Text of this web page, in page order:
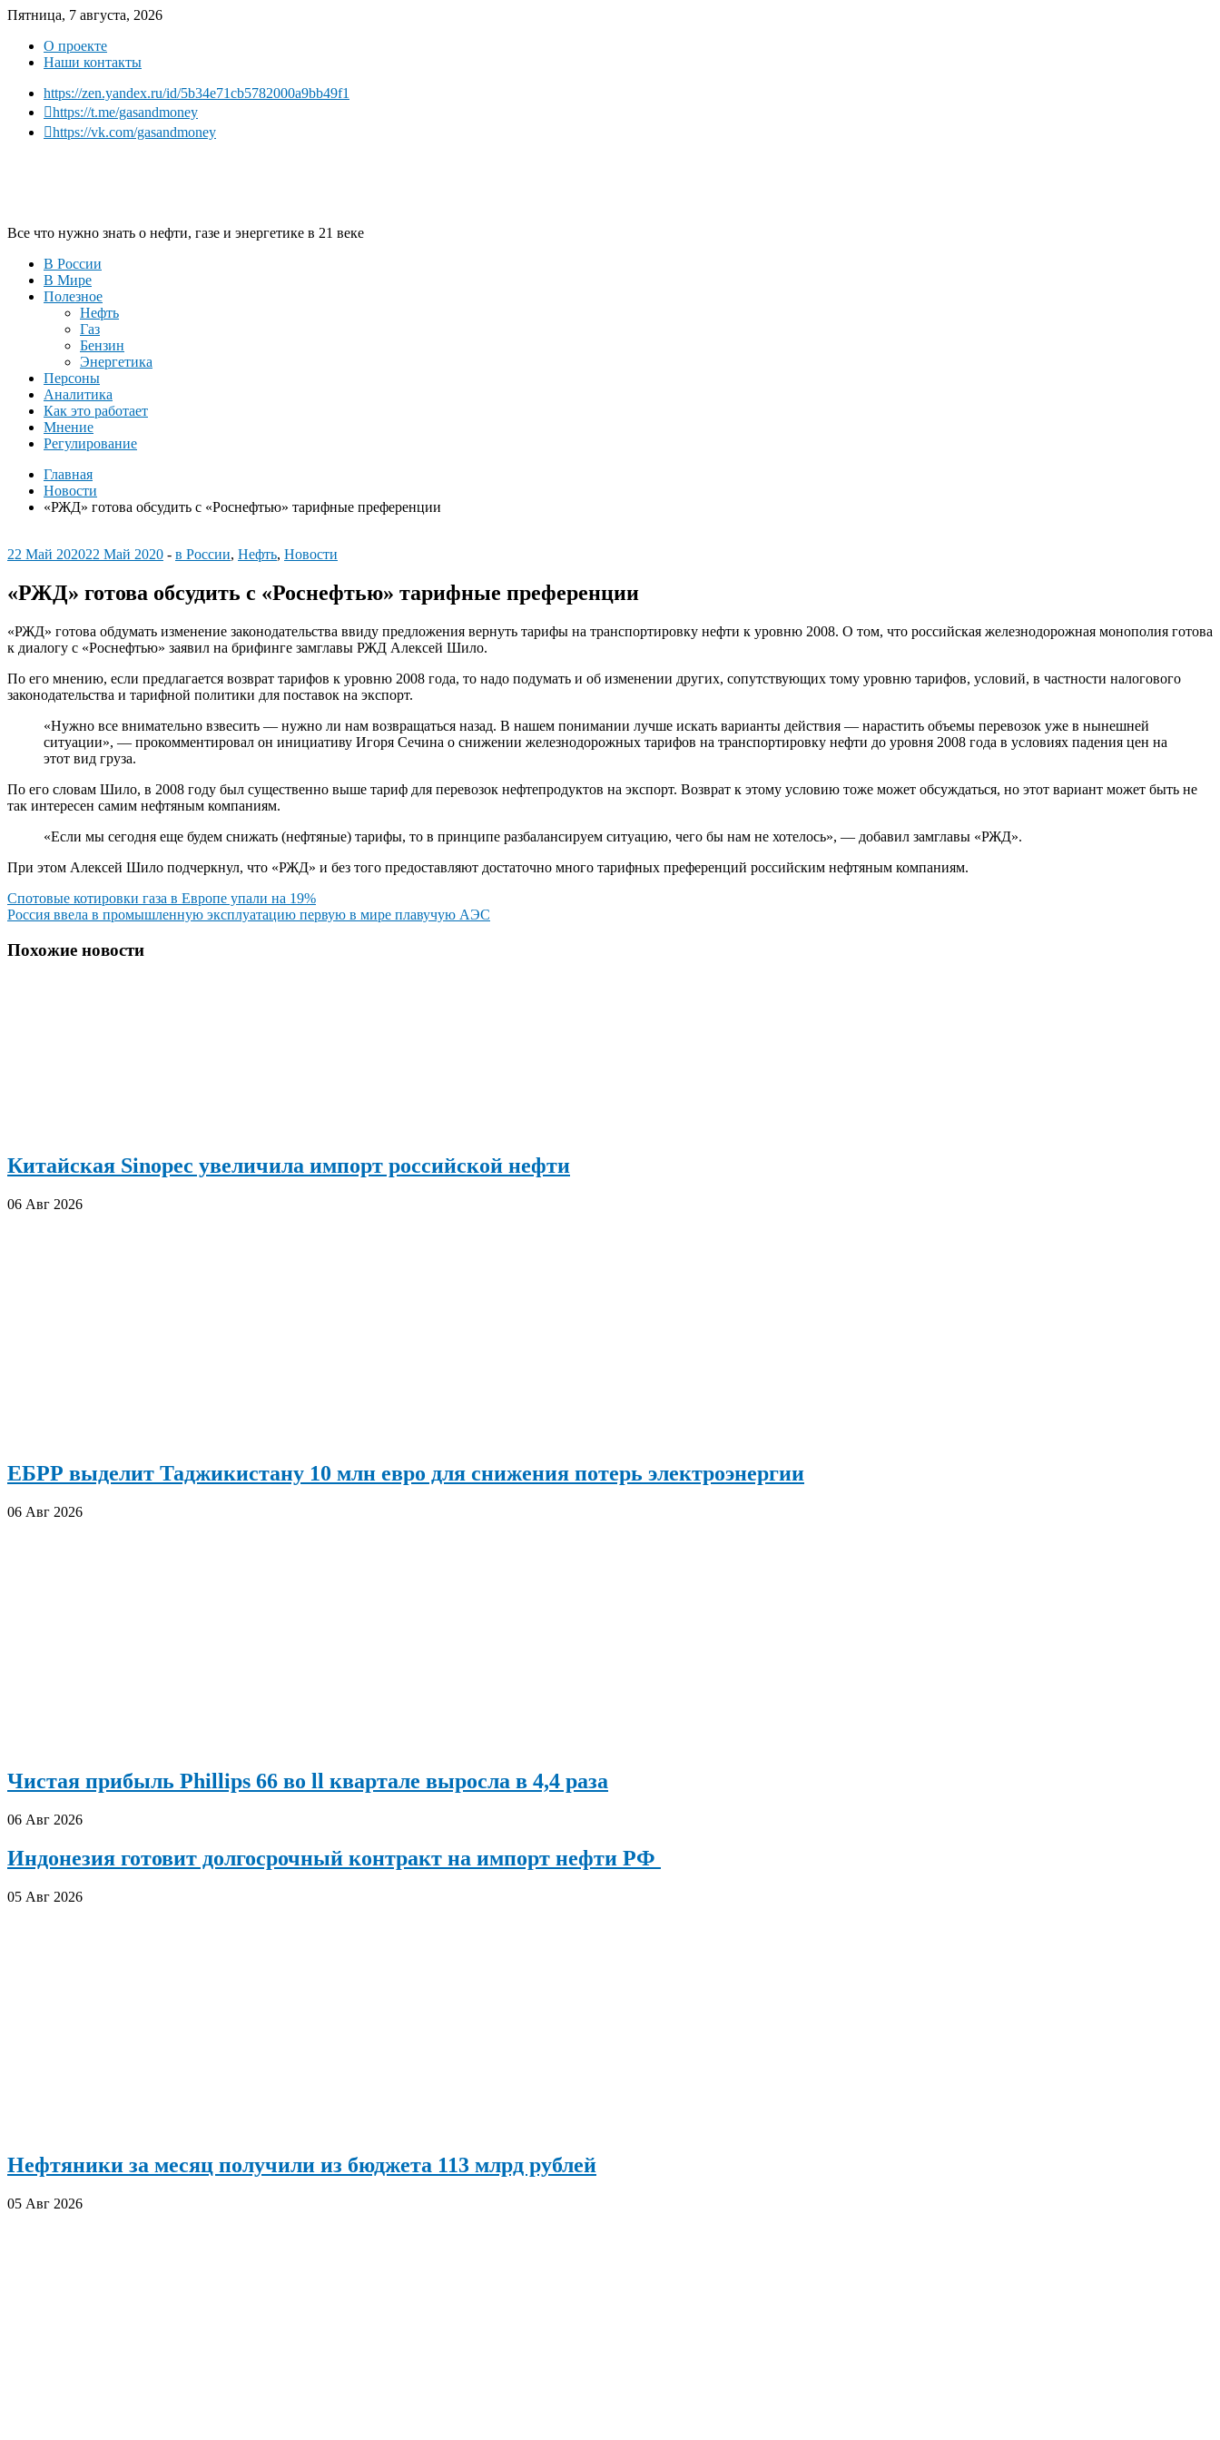
Пятница, 7 августа, 2026
О проекте
Наши контакты
https://zen.yandex.ru/id/5b34e71cb5782000a9bb49f1
https://t.me/gasandmoney
https://vk.com/gasandmoney
Все что нужно знать о нефти, газе и энергетике в 21 веке
В России
В Мире
Полезное
Нефть
Газ
Бензин
Энергетика
Персоны
Аналитика
Как это работает
Мнение
Регулирование
Главная
Новости
«РЖД» готова обсудить с «Роснефтью» тарифные преференции
22 Май 202022 Май 2020 - в России, Нефть, Новости
«РЖД» готова обсудить с «Роснефтью» тарифные преференции
«РЖД» готова обдумать изменение законодательства ввиду предложения вернуть тарифы на транспортировку нефти к уровню 2008. О том, что российская железнодорожная монополия готова
к диалогу с «Роснефтью» заявил на брифинге замглавы РЖД Алексей Шило.
По его мнению, если предлагается возврат тарифов к уровню 2008 года, то надо подумать и об изменении других, сопутствующих тому уровню тарифов, условий, в частности налогового
законодательства и тарифной политики для поставок на экспорт.
«Нужно все внимательно взвесить — нужно ли нам возвращаться назад. В нашем понимании лучше искать варианты действия — нарастить объемы перевозок уже в нынешней
ситуации», — прокомментировал он инициативу Игоря Сечина о снижении железнодорожных тарифов на транспортировку нефти до уровня 2008 года в условиях падения цен на
этот вид груза.
По его словам Шило, в 2008 году был существенно выше тариф для перевозок нефтепродуктов на экспорт. Возврат к этому условию тоже может обсуждаться, но этот вариант может быть не
так интересен самим нефтяным компаниям.
«Если мы сегодня еще будем снижать (нефтяные) тарифы, то в принципе разбалансируем ситуацию, чего бы нам не хотелось», — добавил замглавы «РЖД».
При этом Алексей Шило подчеркнул, что «РЖД» и без того предоставляют достаточно много тарифных преференций российским нефтяным компаниям.
Навигация
по
записям
Спотовые котировки газа в Европе упали на 19%
Россия ввела в промышленную эксплуатацию первую в мире плавучую АЭС
Похожие новости
Китайская Sinopec увеличила импорт российской нефти
06 Авг 2026
ЕБРР выделит Таджикистану 10 млн евро для снижения потерь электроэнергии
06 Авг 2026
Чистая прибыль Phillips 66 во ll квартале выросла в 4,4 раза
06 Авг 2026
Индонезия готовит долгосрочный контракт на импорт нефти РФ
05 Авг 2026
Нефтяники за месяц получили из бюджета 113 млрд рублей
05 Авг 2026